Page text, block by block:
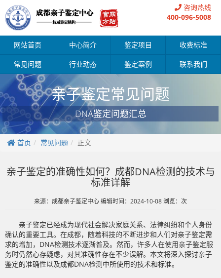
咨询热线
400-096-5008
网站首页 中心简介 鉴定项目 收费标准
常见问题 行业动态 鉴定案例 联系我们
亲子鉴定常见问题
DNA鉴定问题汇总
首页 常见问题 正文
亲子鉴定的准确性如何？成都DNA检测的技术与
标准详解
来源：成都亲子鉴定中心 编辑时间：2024-10-08 浏览： 次
亲子鉴定已经成为现代社会解决家庭关系、法律纠纷和个人身份
确认的重要工具。在成都，随着科技的不断进步和人们对亲子鉴定需
求的增加，DNA检测技术逐渐普及。然而，许多人在使用亲子鉴定服
务时仍然心存疑虑，对其准确性存在不少误解。本文将深入探讨亲子
鉴定的准确性以及成都DNA检测中所使用的技术和标准。